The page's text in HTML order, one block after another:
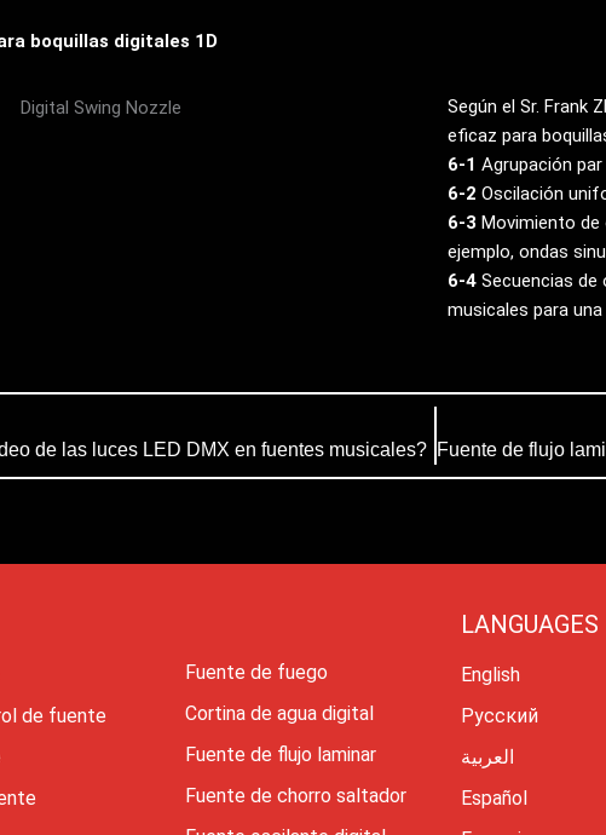
boquillas digitales 1D
Según el Sr. Frank
eficaz para
6-1 Agrupación
6-2 Oscilación
6-3 Movimiento
ejemplo, ondas
6-4 Secuencias
musicales para
de las luces LED DMX en fuentes musicales?
de fuente
Fuente de fuego
Cortina de agua digital
Fuente de flujo laminar
Fuente de chorro saltador
LANGUAGES
English
Русский
العربية
Español